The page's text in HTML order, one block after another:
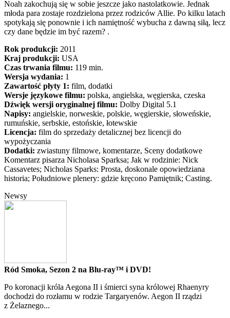
Noah zakochują się w sobie jeszcze jako nastolatkowie. Jednak
młoda para zostaje rozdzielona przez rodziców Allie. Po kilku latach
spotykają się ponownie i ich namiętność wybucha z dawną siłą, lecz
czy dane będzie im być razem? .
Rok produkcji: 2011
Kraj produkcji: USA
Czas trwania filmu: 119 min.
Wersja wydania: 1
Zawartość płyty 1: film, dodatki
Wersje językowe filmu: polska, angielska, węgierska, czeska
Dźwięk wersji oryginalnej filmu: Dolby Digital 5.1
Napisy: angielskie, norweskie, polskie, węgierskie, słoweńskie,
rumuńskie, serbskie, estońskie, łotewskie
Licencja: film do sprzedaży detalicznej bez licencji do
wypożyczania
Dodatki: zwiastuny filmowe, komentarze, Sceny dodatkowe
Komentarz pisarza Nicholasa Sparksa; Jak w rodzinie: Nick
Cassavetes; Nicholas Sparks: Prosta, doskonale opowiedziana
historia; Południowe plenery: gdzie kręcono Pamiętnik; Casting.
Newsy
Ród Smoka, Sezon 2 na Blu-ray™ i DVD!
Po koronacji króla Aegona II i śmierci syna królowej Rhaenyry
dochodzi do rozłamu w rodzie Targaryenów. Aegon II rządzi
z Żelaznego...